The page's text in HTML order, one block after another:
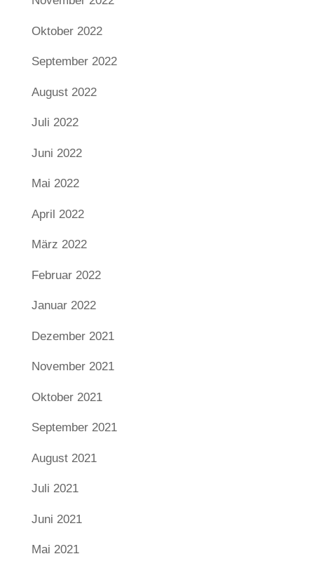
Oktober 2022
September 2022
August 2022
Juli 2022
Juni 2022
Mai 2022
April 2022
März 2022
Februar 2022
Januar 2022
Dezember 2021
November 2021
Oktober 2021
September 2021
August 2021
Juli 2021
Juni 2021
Mai 2021